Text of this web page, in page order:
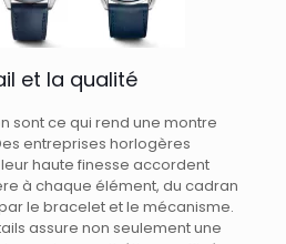
et la qualité
sont ce qui rend une montre
entreprises horlogères
haute finesse accordent
à chaque élément, du cadran
le bracelet et le mécanisme.
assure non seulement une